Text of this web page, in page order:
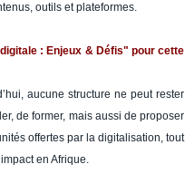
outils et plateformes.
: Enjeux & Défis" pour cette
aucune structure ne peut rester
de former, mais aussi de proposer
offertes par la digitalisation, tout
en Afrique.